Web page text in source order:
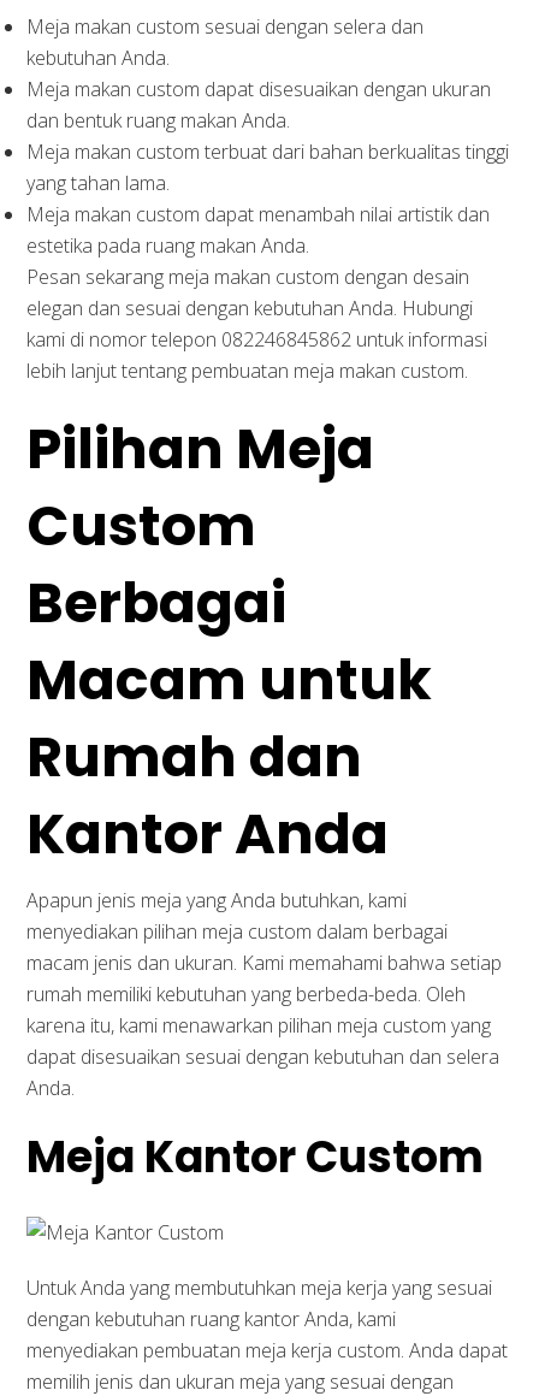
Meja makan custom sesuai dengan selera dan
kebutuhan Anda.
Meja makan custom dapat disesuaikan dengan ukuran
dan bentuk ruang makan Anda.
Meja makan custom terbuat dari bahan berkualitas tinggi
yang tahan lama.
Meja makan custom dapat menambah nilai artistik dan
estetika pada ruang makan Anda.
Pesan sekarang meja makan custom dengan desain
elegan dan sesuai dengan kebutuhan Anda. Hubungi
kami di nomor telepon 082246845862 untuk informasi
lebih lanjut tentang pembuatan meja makan custom.
Pilihan Meja
Custom
Berbagai
Macam untuk
Rumah dan
Kantor Anda
Apapun jenis meja yang Anda butuhkan, kami
menyediakan pilihan meja custom dalam berbagai
macam jenis dan ukuran. Kami memahami bahwa setiap
rumah memiliki kebutuhan yang berbeda-beda. Oleh
karena itu, kami menawarkan pilihan meja custom yang
dapat disesuaikan sesuai dengan kebutuhan dan selera
Anda.
Meja Kantor Custom
Untuk Anda yang membutuhkan meja kerja yang sesuai
dengan kebutuhan ruang kantor Anda, kami
menyediakan pembuatan meja kerja custom. Anda dapat
memilih jenis dan ukuran meja yang sesuai dengan